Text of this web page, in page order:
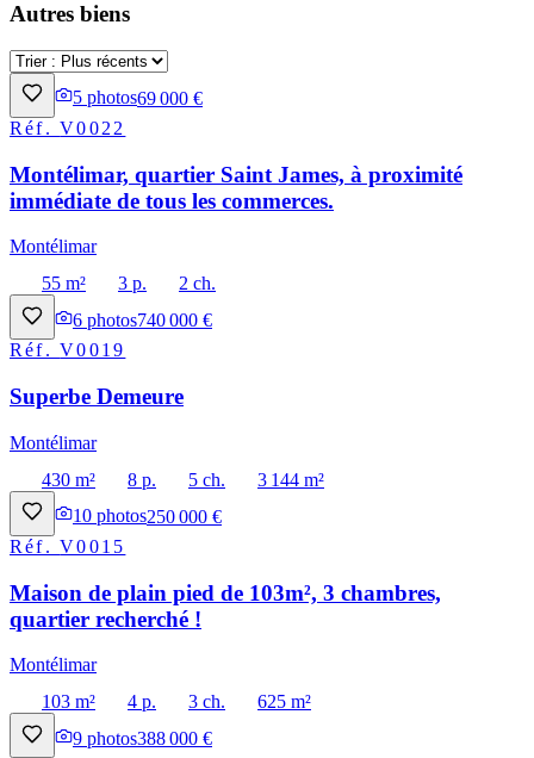
Autres biens
5 photos69 000 €
Réf.V0022
Montélimar, quartier Saint James, à proximité
immédiate de tous les commerces.
Montélimar
55 m²
3 p.
2 ch.
6 photos740 000 €
Réf.V0019
Superbe Demeure
Montélimar
430 m²
8 p. 5 ch.
3 144 m²
10 photos250 000 €
Réf.V0015
Maison de plain pied de 103m², 3 chambres,
quartier recherché !
Montélimar
103 m²
4 p. 3 ch.
625 m²
9 photos388 000 €